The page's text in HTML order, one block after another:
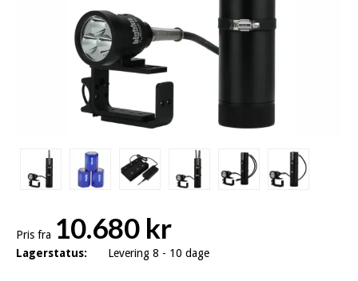
Pris fra 10.680 kr
Lagerstatus: Levering 8 - 10 dage